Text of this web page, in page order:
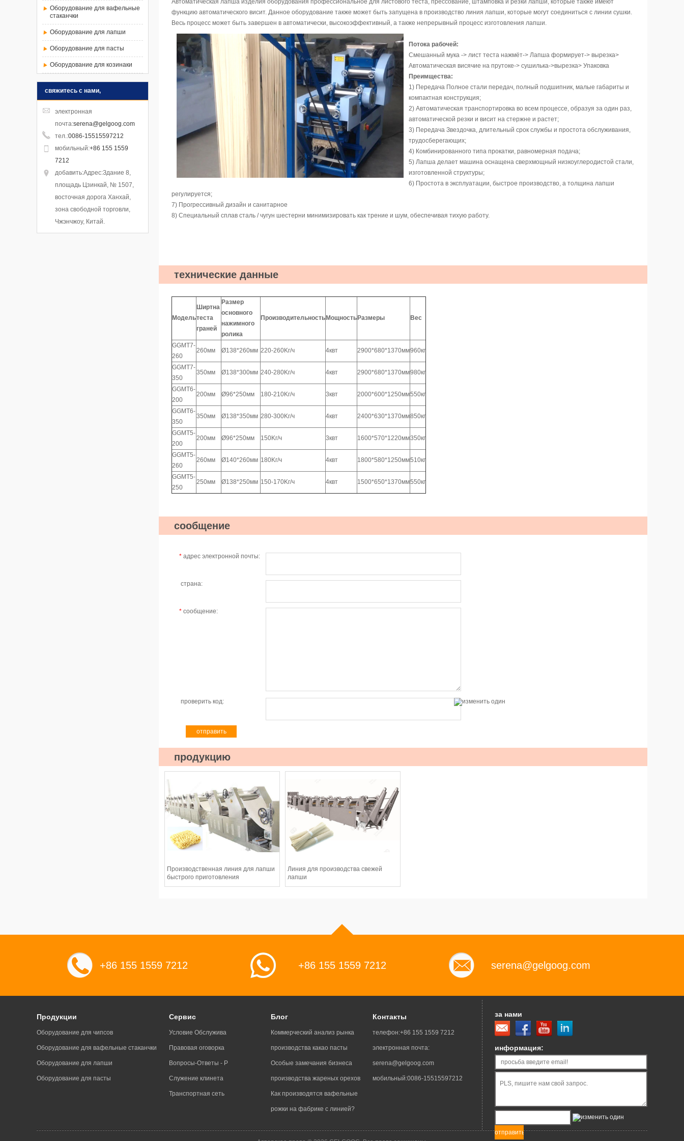
Оборудование для вафельные
стаканчки
Оборудование для лапши
Оборудование для пасты
Оборудование для козинаки
свяжитесь с нами,
электронная
почта:serena@gelgoog.com
тел.:0086-15515597212
мобильный:+86 155 1559
7212
добавить:Адрес:Здание 8,
площадь Цзинкай, № 1507,
восточная дорога Ханхай,
зона свободной торговли,
Чжэнчжоу, Китай.
Автоматическая лапша изделия оборудования профессиональное для листового теста, прессование, штамповка и резки лапши, которые также имеют
функцию автоматического висит. Данное оборудование также может быть запущена в производство линия лапши, которые могут соединиться с линии сушки.
Весь процесс может быть завершен в автоматически, высокоэффективный, а также непрерывный процесс изготовления лапши.
Потока рабочей:
Смешанный мука -> лист теста нажмёт-> Лапша формирует-> вырезка>
Автоматическая висячие на прутоке-> сушилька->вырезка> Упаковка
Преимщества:
1) Передача Полное стали передач, полный подшипник, малые габариты и
компактная конструкция;
2) Автоматическая транспортировка во всем процессе, образуя за один раз,
автоматической резки и висит на стержне и растет;
3) Передача Звездочка, длительный срок службы и простота обслуживания,
трудосберегающих;
4) Комбинированного типа прокатки, равномерная подача;
5) Лапша делает машина оснащена сверхмощный низкоуглеродистой стали,
изготовленной структуры;
6) Простота в эксплуатации, быстрое производство, а толщина лапши
регулируется;
7) Прогрессивный дизайн и санитарное
8) Специальный сплав сталь / чугун шестерни минимизировать как трение и шум, обеспечивая тихую работу.
технические данные
Модель
Ширтна
теста
граней
Размер
основного
нажимного
ролика
Производительность Мощность Размеры Вес
GGMT7-
260
260мм Ø138*260мм 220-260Kг/ч 4квт 2900*680*1370мм960кг
GGMT7-
350
350мм Ø138*300мм 240-280Kг/ч 4квт 2900*680*1370мм980кг
GGMT6-
200
200мм Ø96*250мм 180-210Kг/ч 3квт 2000*600*1250мм550кг
GGMT6-
350
350мм Ø138*350мм 280-300Kг/ч 4квт 2400*630*1370мм850кг
GGMT5-
200
200мм Ø96*250мм 150Kг/ч 3квт 1600*570*1220мм350кг
GGMT5-
260
260мм Ø140*260мм 180Kг/ч 4квт 1800*580*1250мм510кг
GGMT5-
250
250мм Ø138*250мм 150-170Kг/ч 4квт 1500*650*1370мм550кг
сообщение
* адрес электронной почты:
страна:
* сообщение:
проверить код:
продукцию
Производственная линия для лапши
быстрого приготовления
Линия для производства свежей
лапши
+86 155 1559 7212 +86 155 1559 7212 serena@gelgoog.com
Продукции
Оборудование для чипсов
Оборудование для вафельные стаканчки
Оборудование для лапши
Оборудование для пасты
Сервис
Условие Обслужива
Правовая оговорка
Вопросы-Ответы - Р
Служение клинета
Транспортная сеть
Блог
Коммерческий анализ рынка
производства какао пасты
Особые замечания бизнеса
производства жареных орехов
Как производятся вафельные
рожки на фабрике с линией?
картофеля фри на фабрике?
Контакты
телефон:+86 155 1559 7212
электронная почта:
serena@gelgoog.com
мобильный:0086-15515597212
за нами
информация: